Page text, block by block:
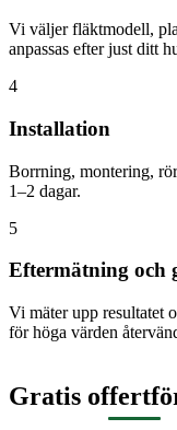
Vi väljer fläktmodell,
anpassas efter just ditt
4
Installation
Borrning, montering,
1–2 dagar.
5
Eftermätning och
Vi mäter upp resultatet
för höga värden
Gratis